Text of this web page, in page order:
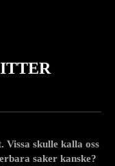
skulle kalla oss
saker kanske?